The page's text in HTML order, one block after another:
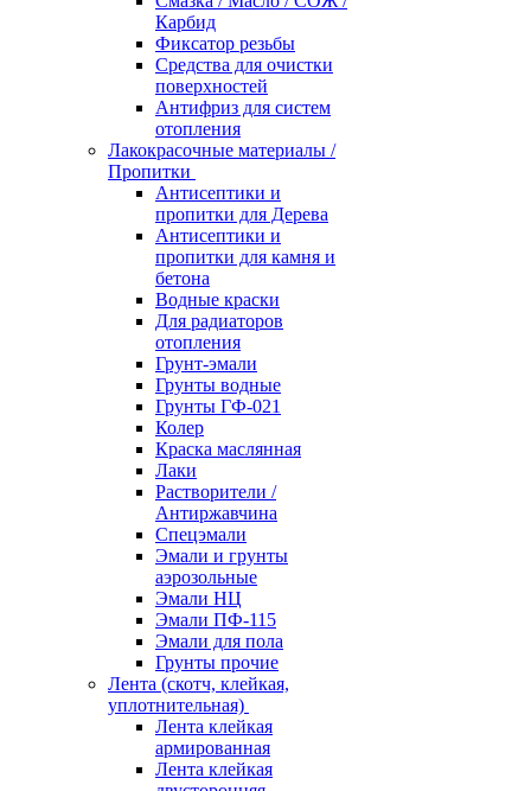
Карбид
Фиксатор резьбы
Средства для очистки
поверхностей
Антифриз для систем
отопления
Лакокрасочные материалы /
Пропитки
Антисептики и
пропитки для Дерева
Антисептики и
пропитки для камня и
бетона
Водные краски
Для радиаторов
отопления
Грунт-эмали
Грунты водные
Грунты ГФ-021
Колер
Краска маслянная
Лаки
Растворители /
Антиржавчина
Спецэмали
Эмали и грунты
аэрозольные
Эмали НЦ
Эмали ПФ-115
Эмали для пола
Грунты прочие
Лента (скотч, клейкая,
уплотнительная)
Лента клейкая
армированная
Лента клейкая